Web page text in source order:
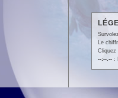
Le
Cliquez
--:--.--: